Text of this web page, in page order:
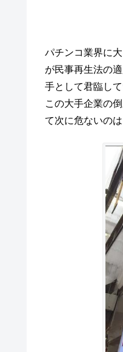
パチンコ業界に
が民事再生法の
手として君臨し
この大手企業の
て次に危ないの